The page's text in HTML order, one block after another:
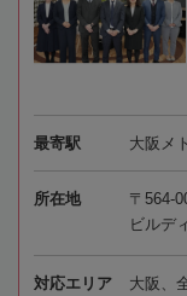
最寄駅 大阪メ
所在地
〒564-
ビルデ
対応エリア 大阪、